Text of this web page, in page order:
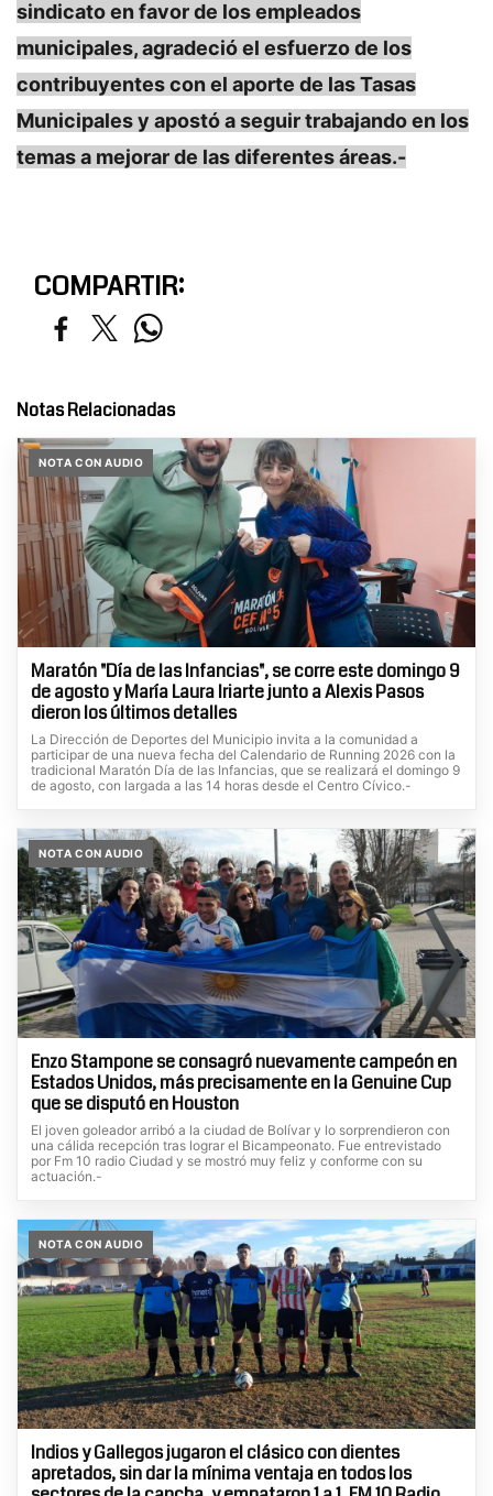
sindicato en favor de los empleados
municipales, agradeció el esfuerzo de los
contribuyentes con el aporte de las Tasas
Municipales y apostó a seguir trabajando en los
temas a mejorar de las diferentes áreas.-
COMPARTIR:
Notas Relacionadas
NOTA CON AUDIO
Maratón "Día de las Infancias", se corre este domingo 9
de agosto y María Laura Iriarte junto a Alexis Pasos
dieron los últimos detalles
La Dirección de Deportes del Municipio invita a la comunidad a
participar de una nueva fecha del Calendario de Running 2026 con la
tradicional Maratón Día de las Infancias, que se realizará el domingo 9
de agosto, con largada a las 14 horas desde el Centro Cívico.-
NOTA CON AUDIO
Enzo Stampone se consagró nuevamente campeón en
Estados Unidos, más precisamente en la Genuine Cup
que se disputó en Houston
El joven goleador arribó a la ciudad de Bolívar y lo sorprendieron con
una cálida recepción tras lograr el Bicampeonato. Fue entrevistado
por Fm 10 radio Ciudad y se mostró muy feliz y conforme con su
actuación.-
NOTA CON AUDIO
Indios y Gallegos jugaron el clásico con dientes
apretados, sin dar la mínima ventaja en todos los